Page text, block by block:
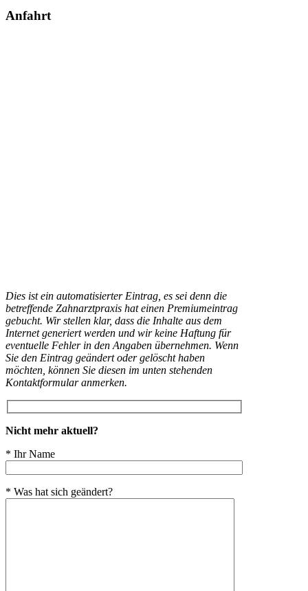
Anfahrt
Dies ist ein automatisierter Eintrag, es sei denn die
betreffende Zahnarztpraxis hat einen Premiumeintrag
gebucht. Wir stellen klar, dass die Inhalte aus dem
Internet generiert werden und wir keine Haftung für
eventuelle Fehler in den Angaben übernehmen. Wenn
Sie den Eintrag geändert oder gelöscht haben
möchten, können Sie diesen im unten stehenden
Kontaktformular anmerken.
Nicht mehr aktuell?
* Ihr Name
* Was hat sich geändert?